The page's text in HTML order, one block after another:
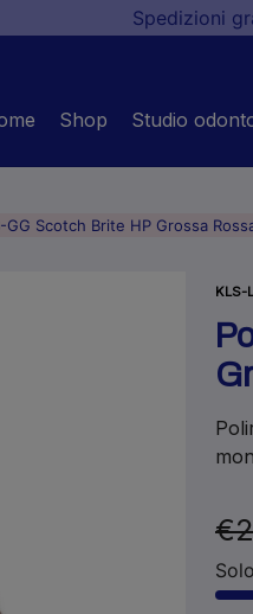
Spedizioni
Shop Studio
GG Scotch Brite HP Grossa
KLS-